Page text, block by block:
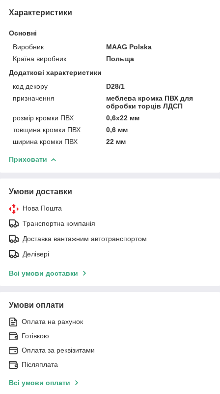
Характеристики
Основні
Виробник
MAAG Polska
Країна виробник
Польща
Додаткові характеристики
код декору
D28/1
призначення
меблева кромка ПВХ для
обробки торців ЛДСП
розмір кромки ПВХ
0,6х22 мм
товщина кромки ПВХ
0,6 мм
ширина кромки ПВХ
22 мм
Приховати
Умови доставки
Нова Пошта
Транспортна компанія
Доставка вантажним автотранспортом
Делівері
Всі умови доставки
Умови оплати
Оплата на рахунок
Готівкою
Оплата за реквізитами
Післяплата
Всі умови оплати